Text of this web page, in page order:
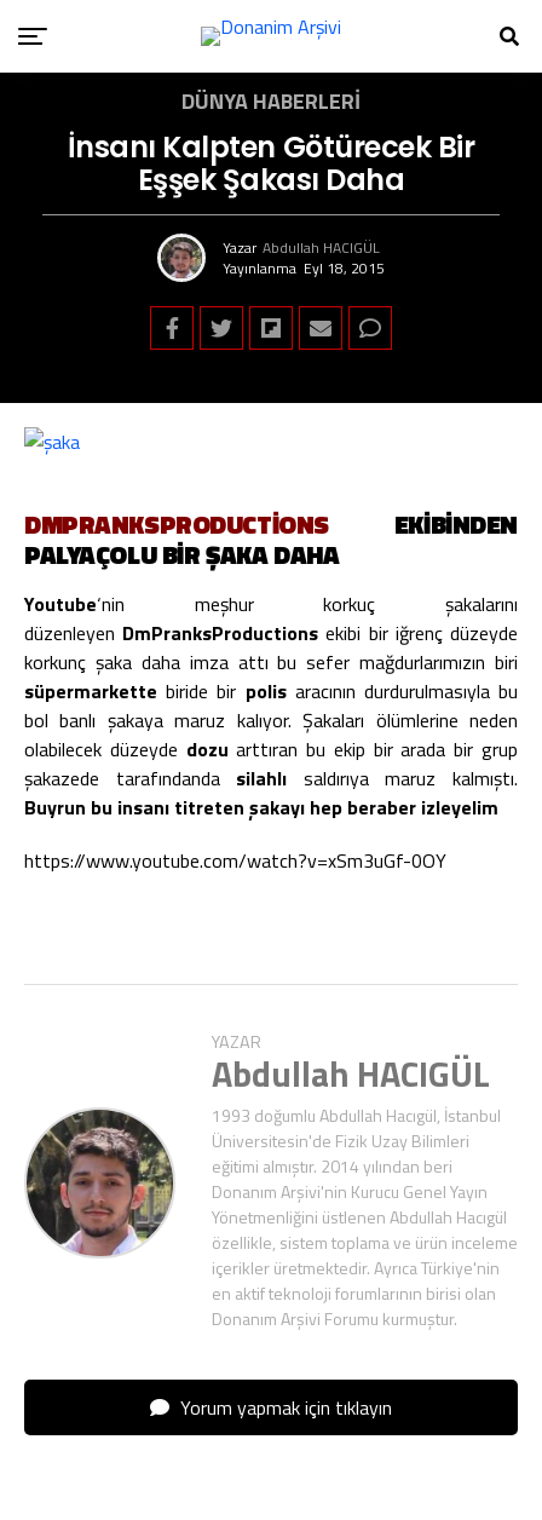
DÜNYA HABERLERI
İnsanı Kalpten Götürecek Bir
Eşşek Şakası Daha
Yazar Abdullah HACIGÜL
Yayınlanma Eyl 18, 2015
DMPRANKSPRODUCTIONSEKIBINDEN
PALYAÇOLU BIR ŞAKA DAHA
Youtube‘nin meşhur korkuç şakalarını
düzenleyen DmPranksProductions ekibi bir iğrenç düzeyde
korkunç şaka daha imza attı bu sefer mağdurlarımızın biri
süpermarkette biride bir polisaracının durdurulmasıyla bu
bol banlı şakaya maruz kalıyor. Şakaları ölümlerine neden
olabilecek düzeyde dozu arttıran bu ekip bir arada bir grup
şakazede tarafındanda silahlı saldırıya maruz kalmıştı.
Buyrun bu insanı titreten şakayı hep beraber izleyelim
https://www.youtube.com/watch?v=xSm3uGf-0OY
YAZAR
Abdullah HACIGÜL
1993 doğumlu Abdullah Hacıgül, İstanbul
Üniversitesin'de Fizik Uzay Bilimleri
eğitimi almıştır. 2014 yılından beri
Donanım Arşivi'nin Kurucu Genel Yayın
Yönetmenliğini üstlenen Abdullah Hacıgül
özellikle, sistem toplama ve ürün inceleme
içerikler üretmektedir. Ayrıca Türkiye'nin
en aktif teknoloji forumlarının birisi olan
Donanım Arşivi Forumu kurmuştur.
Yorum yapmak için tıklayın